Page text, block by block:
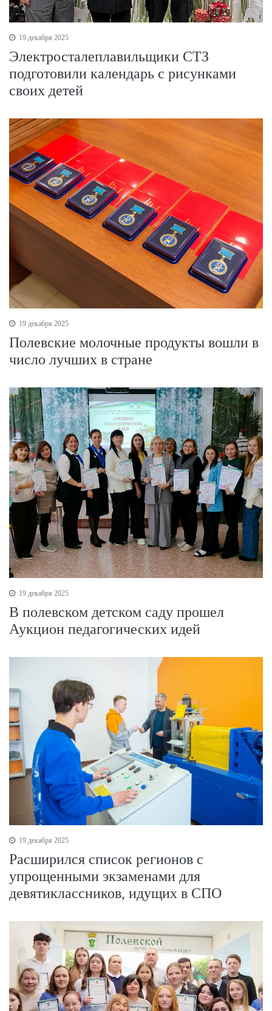
19 декабря 2025
Электросталеплавильщики СТЗ
подготовили календарь с рисунками
своих детей
19 декабря 2025
Полевские молочные продукты вошли в
число лучших в стране
19 декабря 2025
В полевском детском саду прошел
Аукцион педагогических идей
19 декабря 2025
Расширился список регионов с
упрощенными экзаменами для
девятиклассников, идущих в СПО